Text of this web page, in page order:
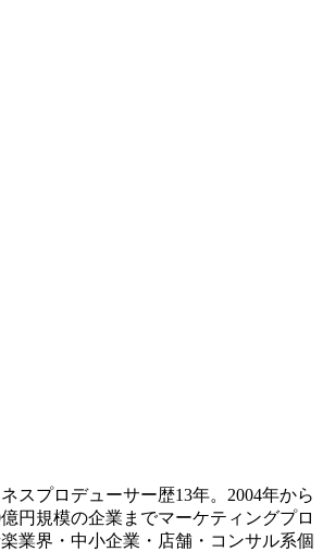
スプロデューサー歴13年。2004年から
円規模の企業までマーケティングプロ
業界・中小企業・店舗・コンサル系個